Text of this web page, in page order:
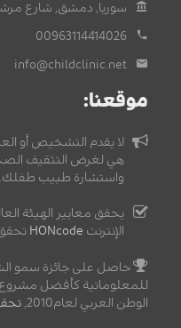
سوريا, دمشق, شارع
00963114414026
info@childclinic.net
موقعنا:
لا يقدم التشخيص أو
هي لغرض التثقيف
واستشارة طبيب طفلك.
يحقق معايير الهيئة
الإنترنت HONcode
حاصل على جائزة سمو
للمعلوماتية كأفضل
الوطن العربي لعام2010,